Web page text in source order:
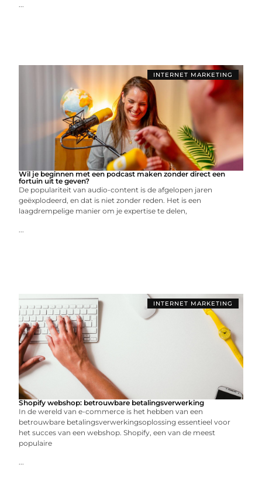
...
INTERNET MARKETING
Wil je beginnen met een podcast maken zonder direct een
fortuin uit te geven?
De populariteit van audio-content is de afgelopen jaren
geëxplodeerd, en dat is niet zonder reden. Het is een
laagdrempelige manier om je expertise te delen,
...
INTERNET MARKETING
Shopify webshop: betrouwbare betalingsverwerking
In de wereld van e-commerce is het hebben van een
betrouwbare betalingsverwerkingsoplossing essentieel voor
het succes van een webshop. Shopify, een van de meest
populaire
...